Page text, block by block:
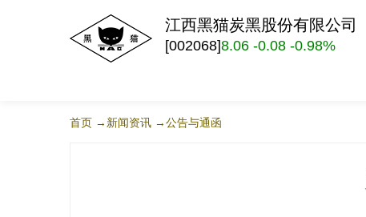
江西黑猫炭黑股份有限公司
[002068]8.06 -0.08 -0.98%
首页 →新闻资讯 →公告与通函